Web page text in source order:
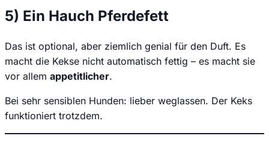
5) Ein Hauch Pferdefett
Das ist optional, aber ziemlich genial für den Duft. Es
macht die Kekse nicht automatisch fettig – es macht sie
vor allem appetitlicher.
Bei sehr sensiblen Hunden: lieber weglassen. Der Keks
funktioniert trotzdem.